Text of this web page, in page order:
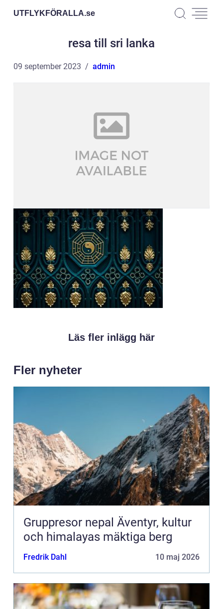
UTFLYKFÖRALLA.se
resa till sri lanka
09 september 2023 admin
Läs fler inlägg här
Fler nyheter
Gruppresor nepal Äventyr, kultur
och himalayas mäktiga berg
Fredrik Dahl 10 maj 2026